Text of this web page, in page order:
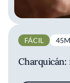
FÁCIL
Charquicán: